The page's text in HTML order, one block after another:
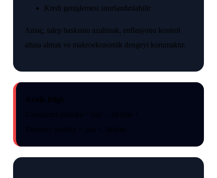
Kredi genişlemesi sınırlandırılabilir
Amaç, talep baskısını azaltmak, enflasyonu kontrol
altına almak ve makroekonomik dengeyi korumaktır.